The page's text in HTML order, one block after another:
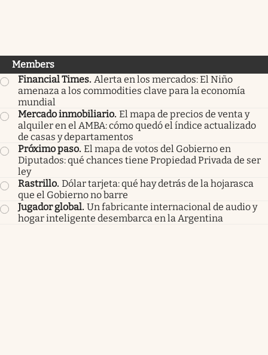
Members
Financial Times. Alerta en los mercados: El Niño
amenaza a los commodities clave para la economía
mundial
Mercado inmobiliario. El mapa de precios de venta y
alquiler en el AMBA: cómo quedó el índice actualizado
de casas y departamentos
Próximo paso. El mapa de votos del Gobierno en
Diputados: qué chances tiene Propiedad Privada de ser
ley
Rastrillo. Dólar tarjeta: qué hay detrás de la hojarasca
que el Gobierno no barre
Jugador global. Un fabricante internacional de audio y
hogar inteligente desembarca en la Argentina